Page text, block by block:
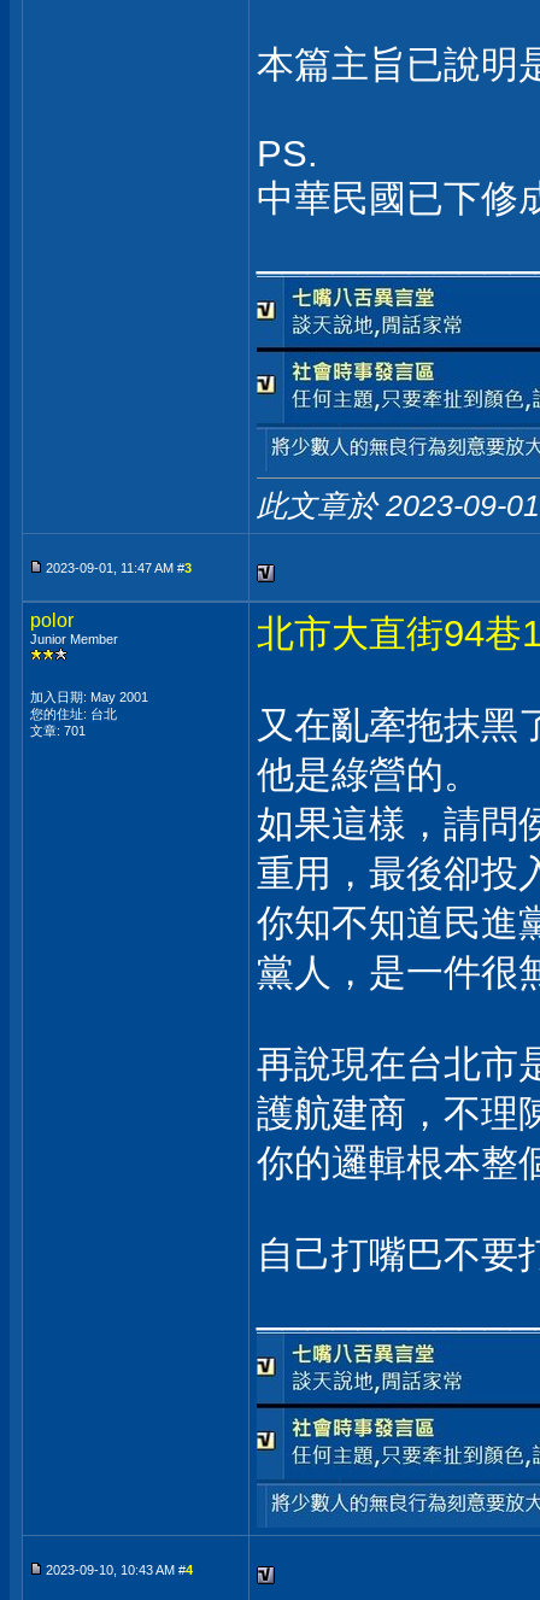
本篇主旨已說明
PS.
中華民國已下修
此文章於 2023-09-
2023-09-01, 11:47 AM #3
polor
Junior Member
加入日期: May 2001
您的住址: 台北
文章: 701
北市大直街94巷
又在亂牽拖抹黑
他是綠營的。
如果這樣，請問
重用，最後卻投
你知不知道民進
黨人，是一件很
再說現在台北市
護航建商，不理
你的邏輯根本整
自己打嘴巴不要
2023-09-10, 10:43 AM #4